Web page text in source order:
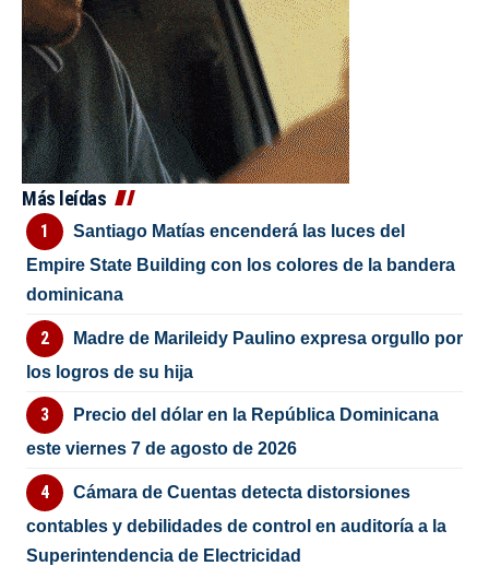
Más leídas
Santiago Matías encenderá las luces del
Empire State Building con los colores de la bandera
dominicana
Madre de Marileidy Paulino expresa orgullo por
los logros de su hija
Precio del dólar en la República Dominicana
este viernes 7 de agosto de 2026
Cámara de Cuentas detecta distorsiones
contables y debilidades de control en auditoría a la
Superintendencia de Electricidad